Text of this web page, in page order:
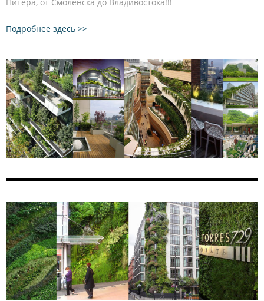
Подробнее здесь >>